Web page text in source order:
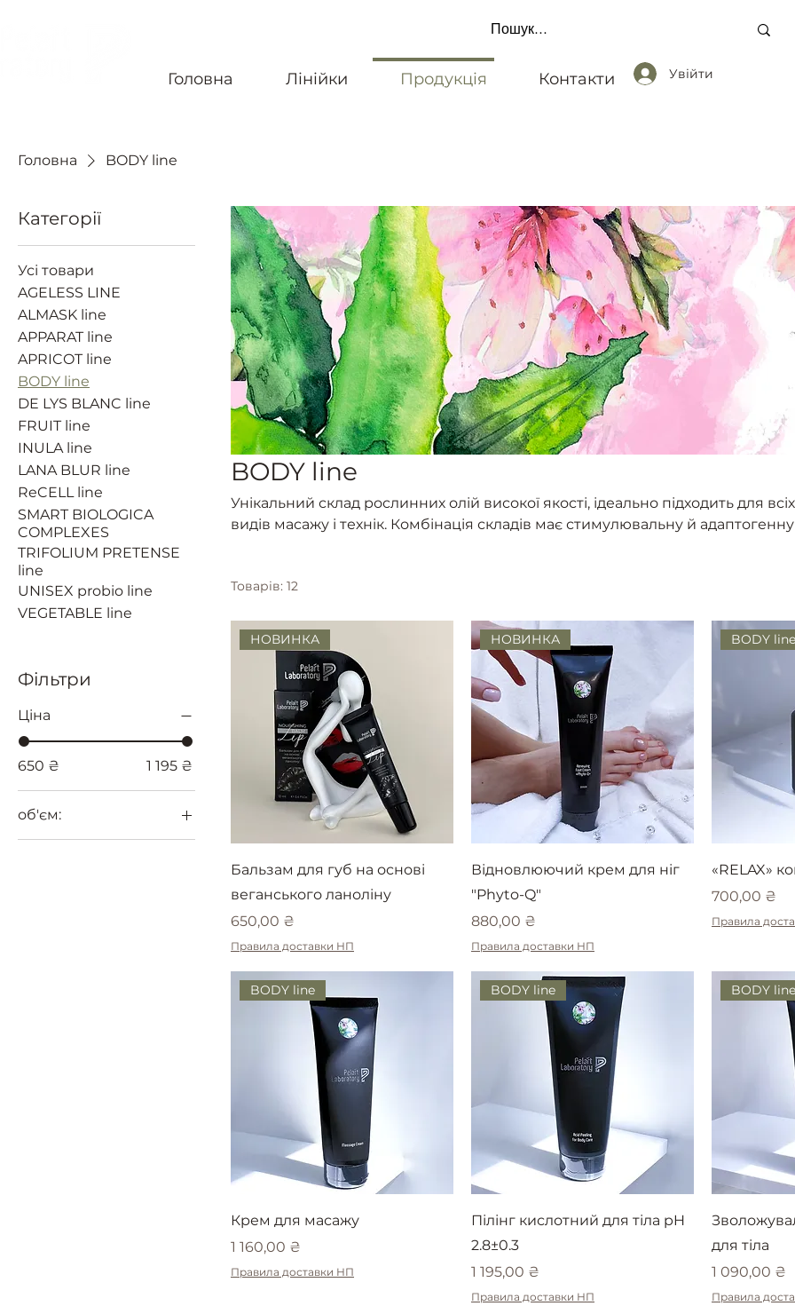
Увійти
Головна Лінійки Продукція Контакти
Головна BODY line
Категорії
Усі товари
AGELESS LINE
ALMASK line
APPARAT line
APRICOT line
BODY line
DE LYS BLANC line
FRUIT line
INULA line
LANA BLUR line
ReCELL line
SMART BIOLOGICA
COMPLEXES
TRIFOLIUM PRETENSE
line
UNISEX probio line
VEGETABLE line
Фільтри
Ціна
650 ₴ 1 195 ₴
об'єм:
100 мл
BODY line
Унікальний склад рослинних олій високої якості, ідеально підходить для всіх
видів масажу і технік. Комбінація складів має стимулювальну й адаптогенну
має детоксикаційну і ліфтингову дію, посилює кровообіг, нормалізує
Товарів: 12
НОВИНКА
Бальзам для губ на основі
веганського ланоліну
Ціна
650,00 ₴
Правила доставки НП
НОВИНКА
Відновлюючий крем для ніг
"Phyto-Q"
Ціна
880,00 ₴
Правила доставки НП
BODY line
«RELAX»
Ціна
700,00 ₴
Правила
BODY line
Крем для масажу
Ціна
1 160,00 ₴
Правила доставки НП
BODY line
Пілінг кислотний для тіла pH
2.8±0.3
Ціна
1 195,00 ₴
Правила доставки НП
BODY line
для тіла
Ціна
1 090,00 ₴
Правила